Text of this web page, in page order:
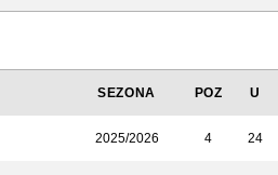
SEZONA POZ U
2025/2026 4 24